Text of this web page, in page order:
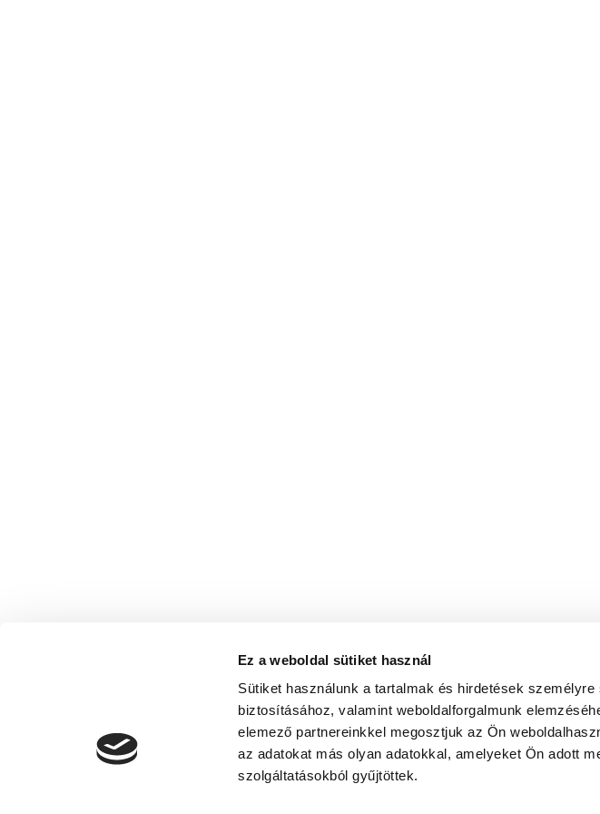
Ez a weboldal sütiket használ
Sütiket használunk a tartalmak és hirdetések
biztosításához, valamint weboldalforgalmunk
elemező partnereinkkel megosztjuk az Ön
az adatokat más olyan adatokkal, amelyeket Ön adott
szolgáltatásokból gyűjtöttek.